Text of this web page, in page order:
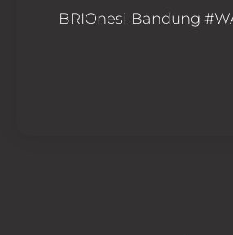
BRIOnesi Bandung